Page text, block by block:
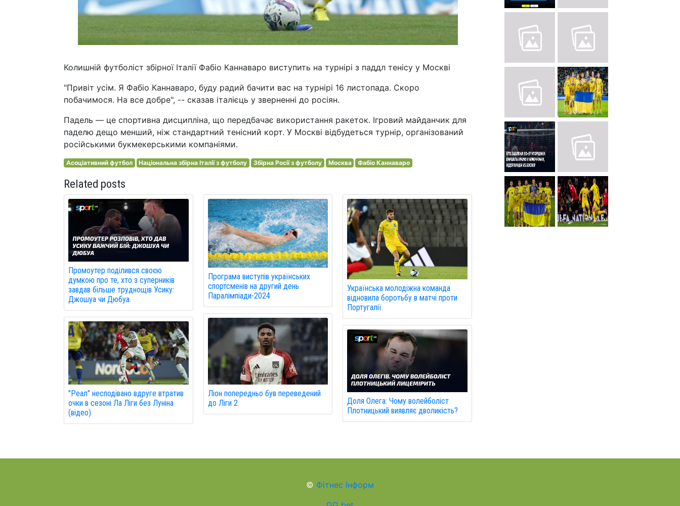
Колишній футболіст збірної Італії Фабіо Каннаваро виступить на турнірі з паддл тенісу у Москві
"Привіт усім. Я Фабіо Каннаваро, буду радий бачити вас на турнірі 16 листопада. Скоро
побачимося. На все добре", -- сказав італієць у зверненні до росіян.
Падель — це спортивна дисципліна, що передбачає використання ракеток. Ігровий майданчик для
паделю дещо менший, ніж стандартний тенісний корт. У Москві відбудеться турнір, організований
російськими букмекерськими компаніями.
Асоціативний футбол Національна збірна Італії з футболу Збірна Росії з футболу Москва Фабіо Каннаваро
Related posts
Промоутер поділився своєю
думкою про те, хто з суперників
завдав більше труднощів Усику:
Джошуа чи Дюбуа.
"Реал" несподівано вдруге втратив
очки в сезоні Ла Ліги без Луніна
(відео)
Програма виступів українських
спортсменів на другий день
Паралімпіади-2024
Ліон попередньо був переведений
до Ліги 2.
Українська молодіжна команда
відновила боротьбу в матчі проти
Португалії.
Доля Олега: Чому волейболіст
Плотницький виявляє дволикість?
© Фітнес Інформ